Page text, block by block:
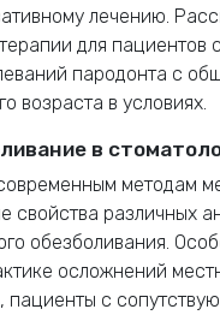
лечению.
для пациентов
пародонта с
возраста в условиях.
в
методам
свойства различных
обезболивания.
осложнений
пациенты с